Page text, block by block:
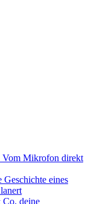
Vom Mikrofon direkt
eines
Co. deine